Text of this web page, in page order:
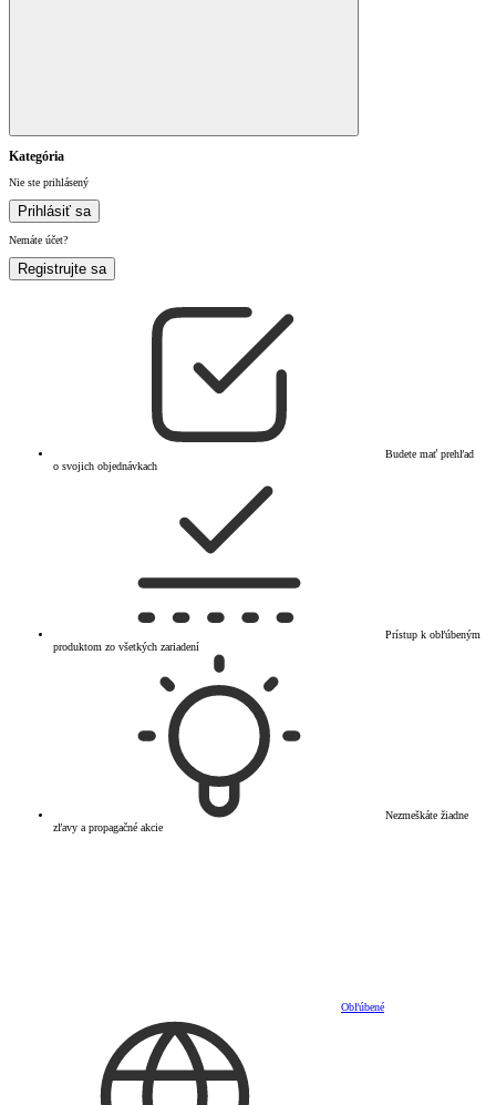
Kategória
Nie ste prihlásený
Prihlásiť sa
Nemáte účet?
Registrujte sa
Budete mať prehľad
o svojich objednávkach
Prístup k obľúbeným
produktom zo všetkých zariadení
Nezmeškáte žiadne
zľavy a propagačné akcie
Obľúbené